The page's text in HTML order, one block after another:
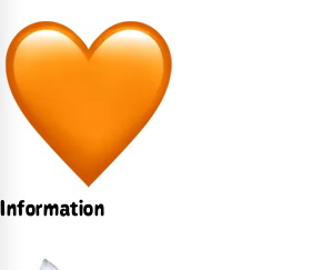
Information